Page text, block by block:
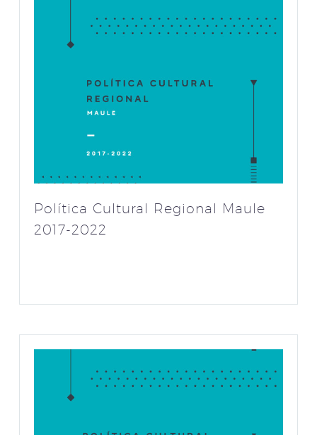
Política Cultural Regional Maule
2017-2022